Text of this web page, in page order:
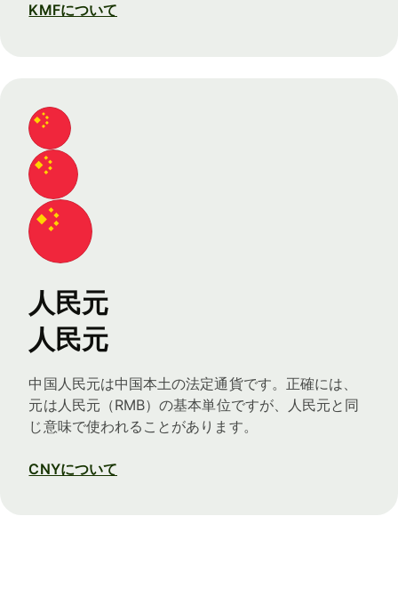
KMFについて
人民元
人民元
中国人民元は中国本土の法定通貨です。正確には、
元は人民元（RMB）の基本単位ですが、人民元と同
じ意味で使われることがあります。
CNYについて